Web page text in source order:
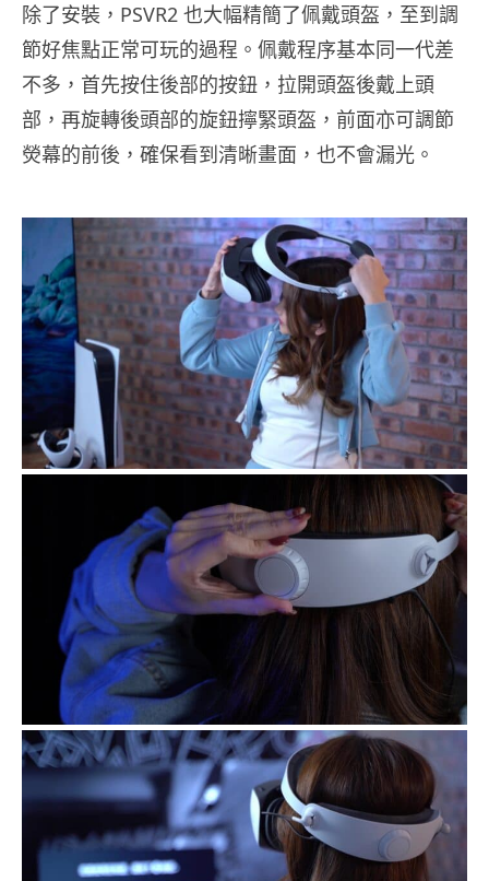
除了安裝，PSVR2 也大幅精簡了佩戴頭盔，至到調
節好焦點正常可玩的過程。佩戴程序基本同一代差
不多，首先按住後部的按鈕，拉開頭盔後戴上頭
部，再旋轉後頭部的旋鈕擰緊頭盔，前面亦可調節
熒幕的前後，確保看到清晰畫面，也不會漏光。